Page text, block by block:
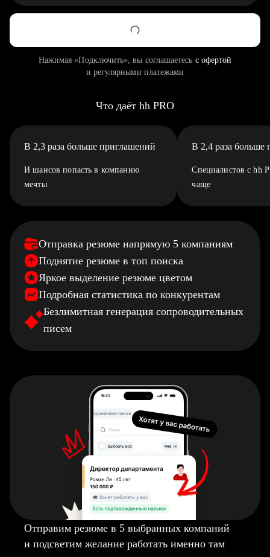
Нажимая «Подключить», вы соглашаетесь с офертой
и регулярными платежами
Что даёт hh PRO
В 2,3 раза больше приглашений
И шансов попасть в компанию
мечты
В 2,4 раза больше
Специалистов с hh
чаще
Отправка резюме напрямую 5 компаниям
Поднятие резюме в топ поиска
Яркое выделение резюме цветом
Подробная статистика по конкурентам
Безлимитная генерация сопроводительных
писем
Отправим резюме в 5 выбранных компаний
и подсветим желание работать именно там